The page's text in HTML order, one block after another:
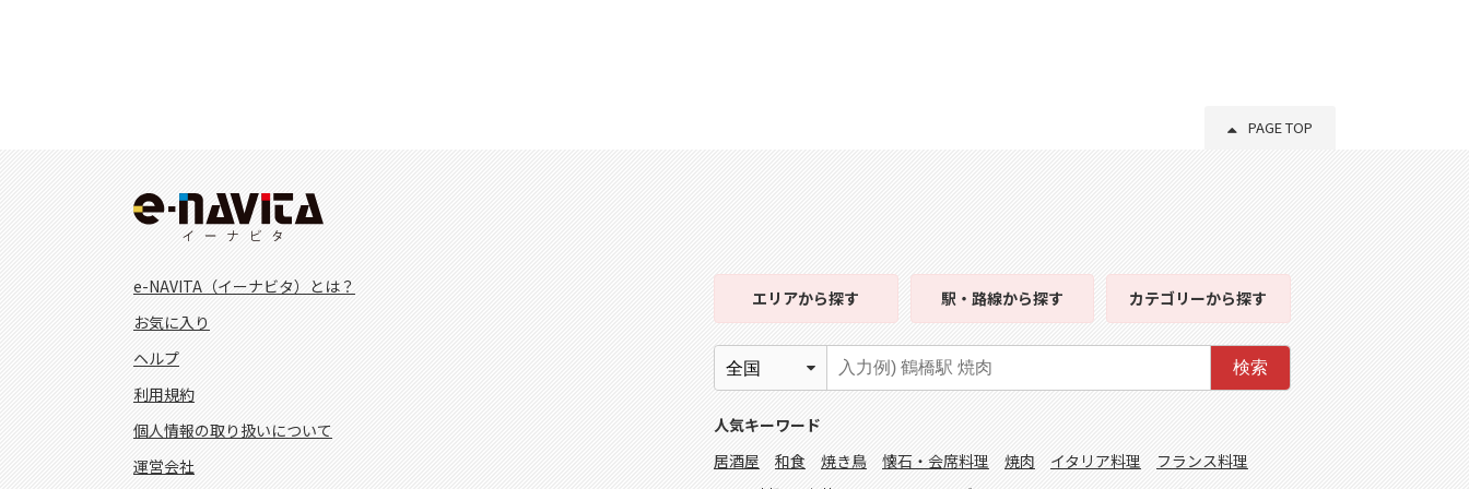
PAGE TOP
e-NAVITA（イーナビタ）とは？
お気に入り
ヘルプ
利用規約
個人情報の取り扱いについて
運営会社
エリアから探す 駅・路線から探す カテゴリーから探す
検索
人気キーワード
居酒屋
和食 焼き鳥 懐石・会席料理 焼肉 イタリア料理
フランス料理